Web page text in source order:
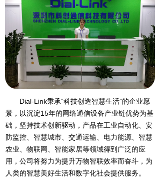
Dial-Link秉承“科技创造智慧生活”的企业愿
景，以沉淀15年的网络通信设备产业链优势为基
础，坚持技术创新驱动，产品在工业自动化、安
防监控、智慧城市、交通运输、电力能源、智慧
农业、物联网、智能家居等领域得到广泛的应
用，公司将努力为提升万物智联效率而奋斗，为
人类的智慧美好生活和数字化社会提供服务。